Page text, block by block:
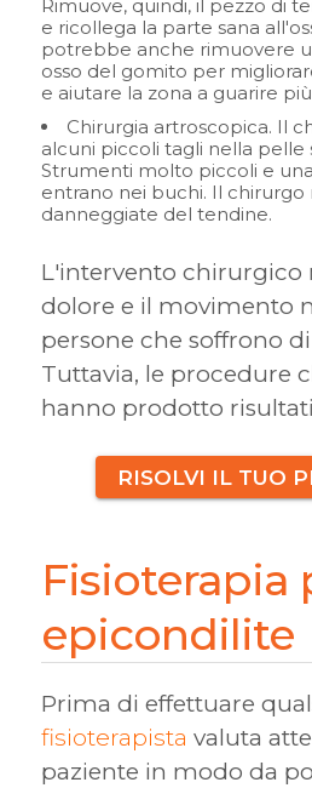
Rimuove, quindi, il pezzo di
e ricollega la parte sana
potrebbe anche rimuovere
osso del gomito per
e aiutare la zona a guarire
Chirurgia artroscopica. Il
alcuni piccoli tagli nella pelle
Strumenti molto piccoli e
entrano nei buchi. Il
danneggiate del tendine.
L'intervento chirurgico
dolore e il movimento
persone che soffrono
Tuttavia, le procedure
hanno prodotto
RISOLVI IL TUO
Fisioterapia
epicondilite
Prima di effettuare
fisioterapista valuta
paziente in modo da